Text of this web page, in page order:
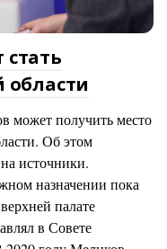
области
может получить место
Об этом
источники.
назначении пока
палате
в Совете